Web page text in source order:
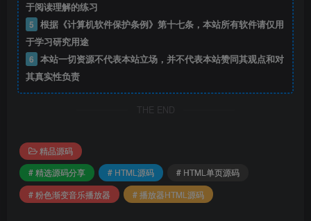
于阅读理解的练习
5 根据《计算机软件保护条例》第十七条，本站所有软件请仅用
于学习研究用途
6 本站一切资源不代表本站立场，并不代表本站赞同其观点和对
其真实性负责
THE END
精品源码
# 精选源码分享
# HTML源码
# HTML单页源码
# 粉色渐变音乐播放器
# 播放器HTML源码